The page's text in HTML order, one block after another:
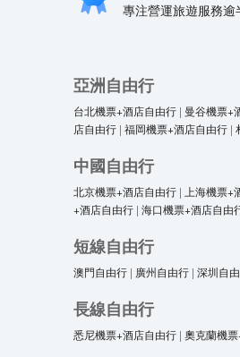
專注營運旅遊服務
亞洲自由行
台北機票+酒店自由行 | 曼谷機票+
店自由行 | 福岡機票+酒店自由行 |
中國自由行
北京機票+酒店自由行 | 上海機票+
+酒店自由行 | 海口機票+酒店自由
短線自由行
澳門自由行 | 廣州自由行 | 深圳自
長線自由行
悉尼機票+酒店自由行 | 奧克蘭機